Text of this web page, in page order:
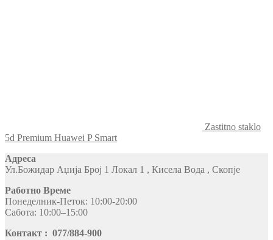
Zastitno staklo
5d Premium Huawei P Smart
Адреса
Ул.Божидар Аџија Број 1 Локал 1 , Кисела Вода , Скопје
Работно Време
Понеделник-Петок: 10:00-20:00
Сабота: 10:00–15:00
Контакт : 077/884-900